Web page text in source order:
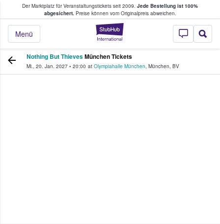
Der Marktplatz für Veranstaltungstickets seit 2009. Jede Bestellung ist 100%
abgesichert.Preise können vom Originalpreis abweichen.
StubHub - Wo
Menü
Tickets kaufen & verkaufen
Nothing But ThievesMünchen Tickets
Mi., 20. Jan. 2027 • 20:00 at Olympiahalle München, München, BV